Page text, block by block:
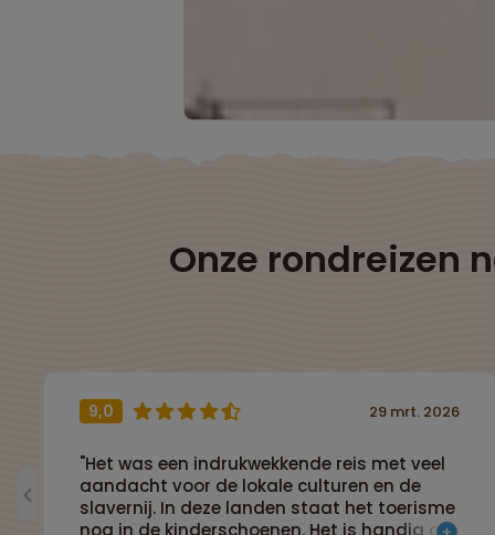
Onze rondreizen
9,0
"Het was een indrukwekkende reis met veel
aandacht voor de lokale culturen en de
slavernij. In deze landen staat het toerisme
nog in de kinderschoenen. Het is handig om
29 mrt. 2026